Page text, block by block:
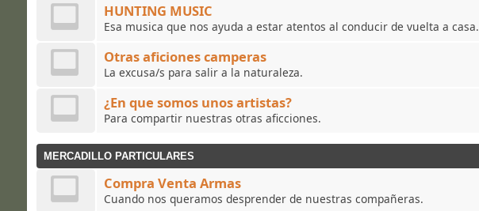
HUNTING MUSIC
Esa musica que nos ayuda a estar atentos al conducir de vuelta a casa.
Otras aficiones camperas
La excusa/s para salir a la naturaleza.
¿En que somos unos artistas?
Para compartir nuestras otras aficciones.
MERCADILLO PARTICULARES
Compra Venta Armas
Cuando nos queramos desprender de nuestras compañeras.